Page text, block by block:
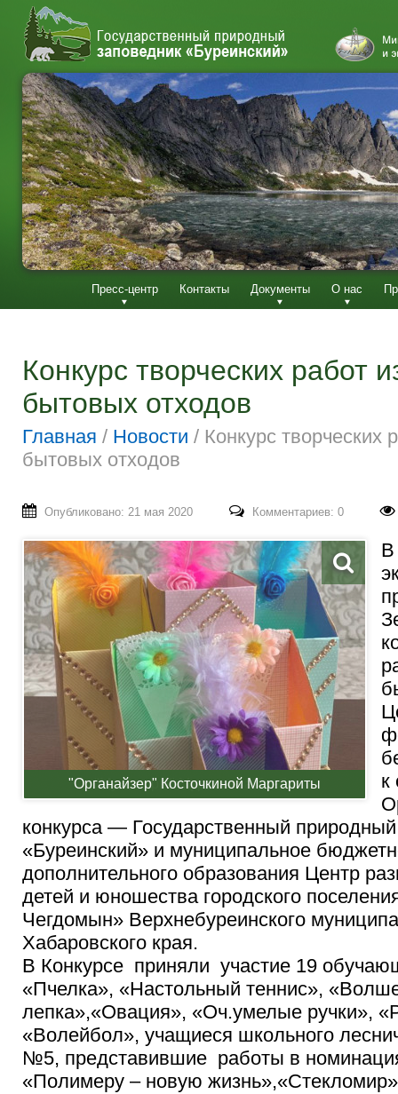
Пресс-центр Контакты Документы О нас
Конкурс творческих работ
бытовых отходов
Главная / Новости / Конкурс творческих
бытовых отходов
Опубликовано: 21 мая 2020 Комментариев: 0
"Органайзер" Косточкиной Маргариты
В
к
конкурса — Государственный
«Буреинский» и муниципальное
дополнительного образования Центр
детей и юношества городского
Чегдомын» Верхнебуреинского
Хабаровского края.
В Конкурсе приняли участие 19
«Пчелка», «Настольный теннис»,
лепка»,«Овация», «Оч.умелые ручки»,
«Волейбол», учащиеся школьного
№5, представившие работы в
«Полимеру – новую